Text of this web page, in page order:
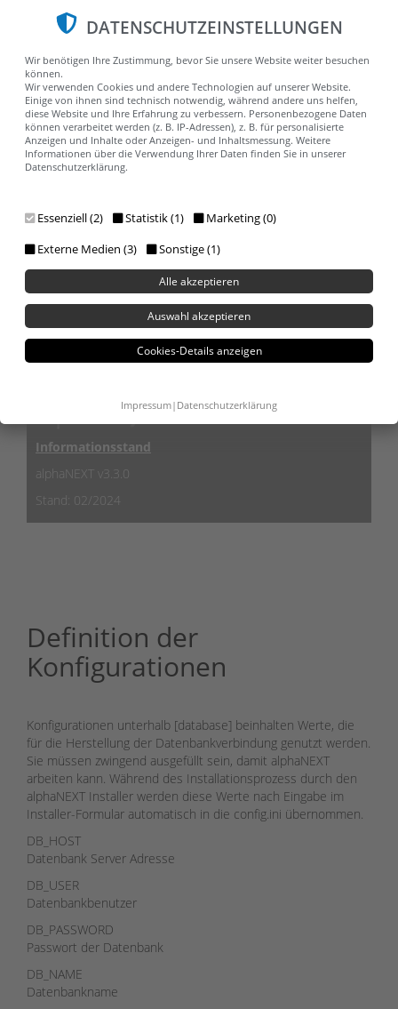
Konfigurationen der
config.ini
Die config.ini Datei ist eine Konfigurationsdatei, die von
alphaNEXT unteranderem zur Speicherung von wichtigen
Konfigurationen wie z.B. der Zugangsinformationen der
Sie befindet sich im Stammverzeichnis oberhalb des public-
3.3.0 zwingend erforderlich.
Werte der einzelnen Konfigurationen müssen in
Anführungszeichen platziert sein.
Informationsstand
alphaNEXT v3.3.0
Stand: 02/2024
Definition der
Konfigurationen
Konfigurationen unterhalb [database] beinhalten Werte, die
für die Herstellung der Datenbankverbindung genutzt werden.
Sie müssen zwingend ausgefüllt sein, damit alphaNEXT
arbeiten kann. Während des Installationsprozess durch den
alphaNEXT Installer werden diese Werte nach Eingabe im
Installer-Formular automatisch in die config.ini übernommen.
DB_HOST
Datenbank Server Adresse
DB_USER
Datenbankbenutzer
DB_PASSWORD
Passwort der Datenbank
DB_NAME
Datenbankname
DATENSCHUTZEINSTELLUNGEN
Wir benötigen Ihre Zustimmung, bevor Sie unsere Website weiter besuchen
können.
Wir verwenden Cookies und andere Technologien auf unserer Website.
Einige von ihnen sind technisch notwendig, während andere uns helfen,
diese Website und Ihre Erfahrung zu verbessern. Personenbezogene Daten
können verarbeitet werden (z. B. IP-Adressen), z. B. für personalisierte
Anzeigen und Inhalte oder Anzeigen- und Inhaltsmessung. Weitere
Informationen über die Verwendung Ihrer Daten finden Sie in unserer
Datenschutzerklärung.
Essenziell (2) Statistik (1)
Marketing (0)
Externe Medien (3)
Sonstige (1)
Alle akzeptieren
Auswahl akzeptieren
Cookies-Details anzeigen
Impressum| Datenschutzerklärung